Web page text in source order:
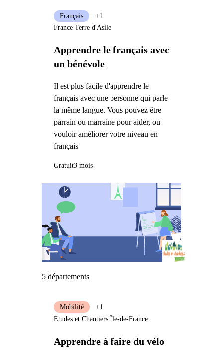
Apprendre le français avec
un bénévole
Il est plus facile d'apprendre le
français avec une personne qui parle
la même langue. Vous pouvez être
parrain ou marraine pour aider, ou
vouloir améliorer votre niveau en
français
Français
+1
France Terre d'Asile
Gratuit3 mois
5 départements
Apprendre à faire du vélo
Mobilité
+1
Etudes et Chantiers Île-de-France